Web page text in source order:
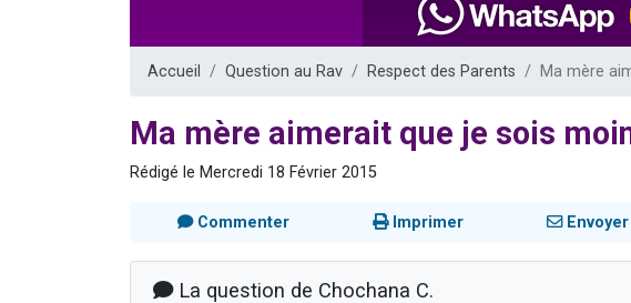
Eva vient de donner son Maasser
Accueil Question au Rav Respect des Parents Ma mère
Ma mère aimerait que je sois
Rédigé le Mercredi 18 Février 2015
Commenter Imprimer Envoyer
La question de Chochana C.